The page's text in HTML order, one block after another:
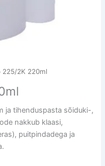
225/2K 220ml
ja tihenduspasta sõiduki-,
nakkub klaasi,
puitpindadega ja